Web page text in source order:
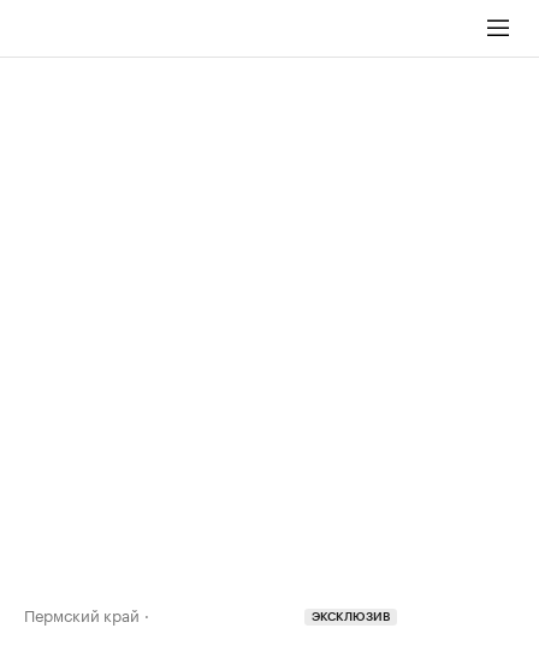
Пермский край ЭКСКЛЮЗИВ